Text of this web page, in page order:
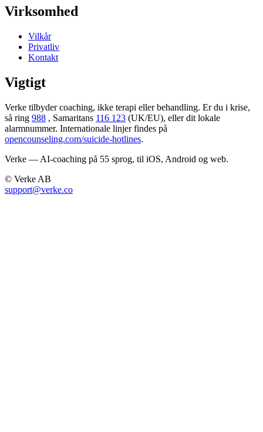
Virksomhed
Vilkår
Privatliv
Kontakt
Vigtigt
Verke tilbyder coaching, ikke terapi eller behandling. Er du i krise,
så ring 988 , Samaritans 116 123 (UK/EU), eller dit lokale
alarmnummer. Internationale linjer findes på
opencounseling.com/suicide-hotlines.
Verke — AI-coaching på 55 sprog, til iOS, Android og web.
© Verke AB
support@verke.co